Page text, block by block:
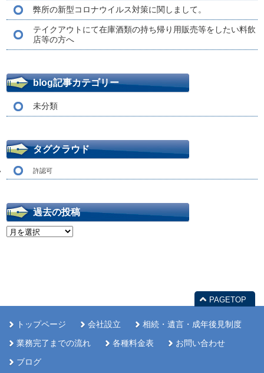
弊所の新型コロナウイルス対策に関しまして。
テイクアウトにて在庫酒類の持ち帰り用販売等をしたい料飲
店等の方へ
blog記事カテゴリー
未分類
タグクラウド
許認可
過去の投稿
過
PAGETOP
トップページ 会社設立 相続・遺言・成年後見制度
業務完了までの流れ 各種料金表 お問い合わせ
ブログ